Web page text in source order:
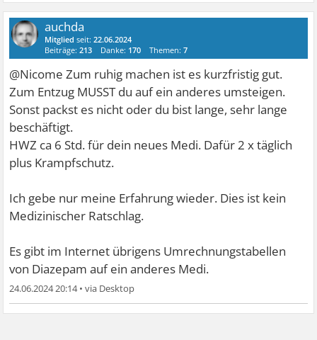
auchda
Mitglied seit:22.06.2024
Beiträge:213 Danke: 170 Themen:7
@Nicome Zum ruhig machen ist es kurzfristig gut.
Zum Entzug MUSST du auf ein anderes umsteigen.
Sonst packst es nicht oder du bist lange, sehr lange
beschäftigt.
HWZ ca 6 Std. für dein neues Medi. Dafür 2 x täglich
plus Krampfschutz.
Ich gebe nur meine Erfahrung wieder. Dies ist kein
Medizinischer Ratschlag.
Es gibt im Internet übrigens Umrechnungstabellen
von Diazepam auf ein anderes Medi.
24.06.2024 20:14•